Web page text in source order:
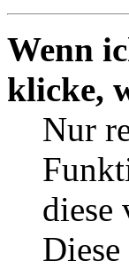
Wenn
klicke,
Nur
diese